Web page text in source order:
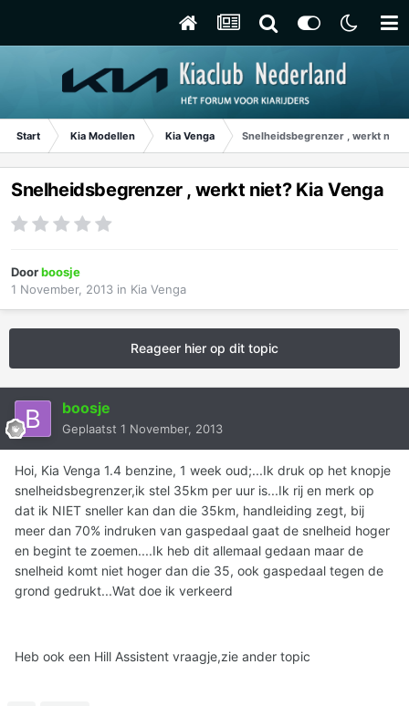
Start Kia Modellen Kia Venga Snelheidsbegrenzer , werkt niet?
Snelheidsbegrenzer , werkt niet? Kia Venga
Doorboosje
1 November, 2013 in Kia Venga
Reageer hier op dit topic
boosje
Geplaatst 1 November, 2013
Hoi, Kia Venga 1.4 benzine, 1 week oud;...Ik druk op het knopje
snelheidsbegrenzer,ik stel 35km per uur is...Ik rij en merk op
dat ik NIET sneller kan dan die 35km, handleiding zegt, bij
meer dan 70% indruken van gaspedaal gaat de snelheid hoger
en begint te zoemen....Ik heb dit allemaal gedaan maar de
snelheid komt niet hoger dan die 35, ook gaspedaal tegen de
grond gedrukt...Wat doe ik verkeerd
Heb ook een Hill Assistent vraagje,zie ander topic